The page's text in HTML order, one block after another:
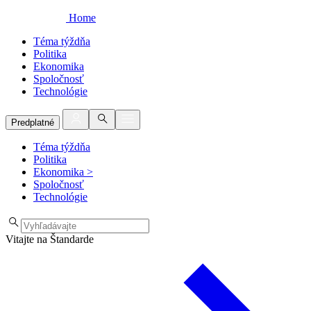
Home
Téma týždňa
Politika
Ekonomika
Spoločnosť
Technológie
Predplatné
Téma týždňa
Politika
Ekonomika >
Spoločnosť
Technológie
Vitajte na Štandarde